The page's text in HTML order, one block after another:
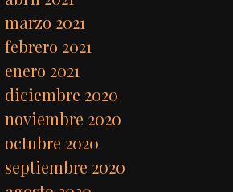
marzo 2021
febrero 2021
enero 2021
diciembre 2020
noviembre 2020
octubre 2020
septiembre 2020